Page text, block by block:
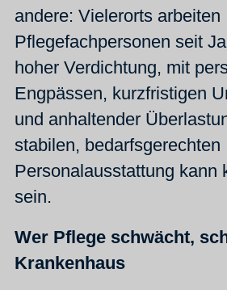
andere: Vielerorts arbeiten
Pflegefachpersonen seit
hoher Verdichtung, mit
Engpässen, kurzfristigen
und anhaltender
stabilen, bedarfsgerechten
Personalausstattung kann
sein.
Wer Pflege schwächt,
Krankenhaus